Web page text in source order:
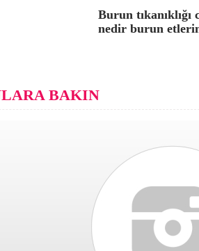
Burun tıkanıklığı
nedir burun
BAKIN